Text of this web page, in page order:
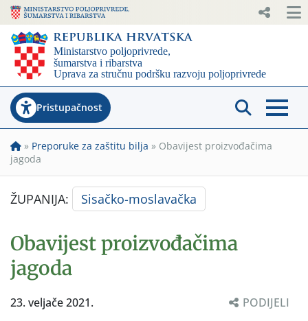
Pristupačnost
» Preporuke za zaštitu bilja » Obavijest proizvođačima
jagoda
ŽUPANIJA: Sisačko-moslavačka
Obavijest proizvođačima
jagoda
23. veljače 2021. PODIJELI